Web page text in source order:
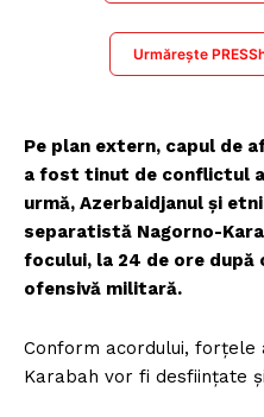
Urmărește
Pe plan extern, capul de
a fost tinut de conflictul
urmă, Azerbaidjanul și
separatistă Nagorno-
focului, la 24 de ore după
ofensivă militară.
Conform acordului, forțele
Karabah vor fi desființate